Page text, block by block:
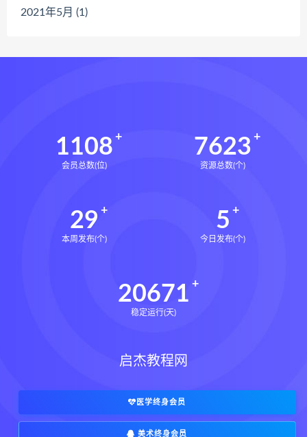
2021年5月 (1)
1108
会员总数(位)
7623
资源总数(个)
29
本周发布(个)
5
今日发布(个)
20671
稳定运行(天)
启杰教程网
医学终身会员
美术终身会员